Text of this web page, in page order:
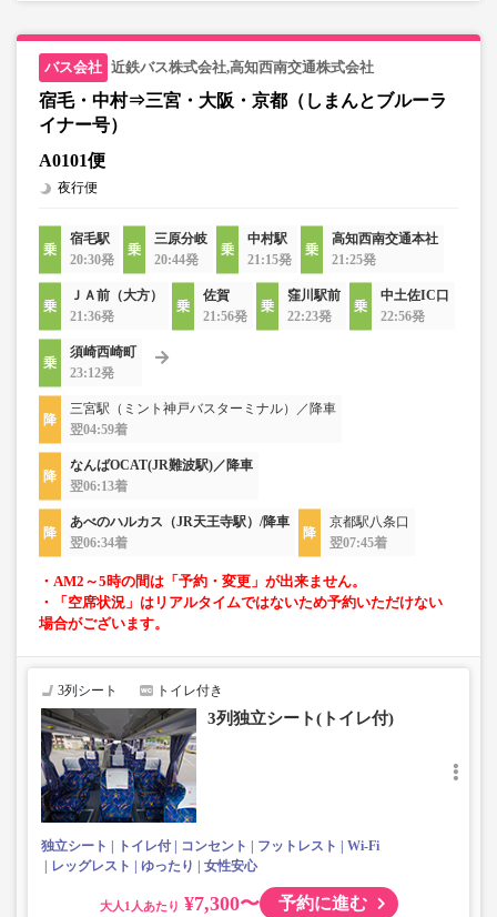
近鉄バス株式会社,高知西南交通株式会社
宿毛・中村⇒三宮・大阪・京都（しまんとブルーラ
イナー号）
A0101便
夜行便
宿毛駅
20:30発
三原分岐
20:44発
中村駅
21:15発
高知西南交通本社
21:25発
ＪＡ前（大方）
21:36発
佐賀
21:56発
窪川駅前
22:23発
中土佐IC口
22:56発
須崎西崎町
23:12発
三宮駅（ミント神戸バスターミナル）／降車
翌04:59着
なんばOCAT(JR難波駅)／降車
翌06:13着
あべのハルカス（JR天王寺駅）/降車
翌06:34着
京都駅八条口
翌07:45着
・AM2～5時の間は「予約・変更」が出来ません。
・「空席状況」はリアルタイムではないため予約いただけない
場合がございます。
3列シート トイレ付き
3列独立シート(トイレ付)
独立シート トイレ付 コンセント フットレスト
Wi-Fi
レッグレスト
ゆったり 女性安心
大人 ¥7,300〜 予約に進む